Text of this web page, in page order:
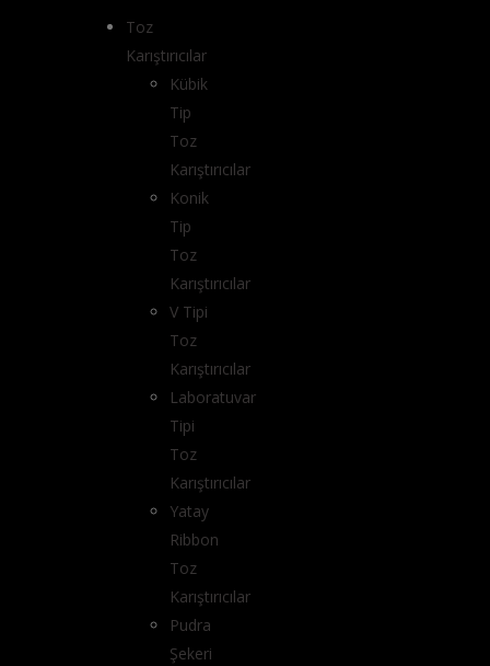
Toz
Karıştırıcılar
Kübik
Tip
Toz
Karıştırıcılar
Konik
Tip
Toz
Karıştırıcılar
V Tipi
Toz
Karıştırıcılar
Laboratuvar
Tipi
Toz
Karıştırıcılar
Yatay
Ribbon
Toz
Karıştırıcılar
Pudra
Şekeri